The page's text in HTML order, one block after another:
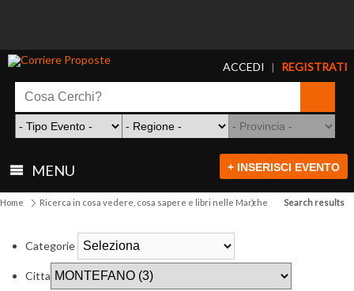
ACCEDI | REGISTRATI
MENU + INSERISCI EVENTO
Home Ricerca in cosa vedere, cosa sapere e libri nelle Marche Search results
Categorie
Citta